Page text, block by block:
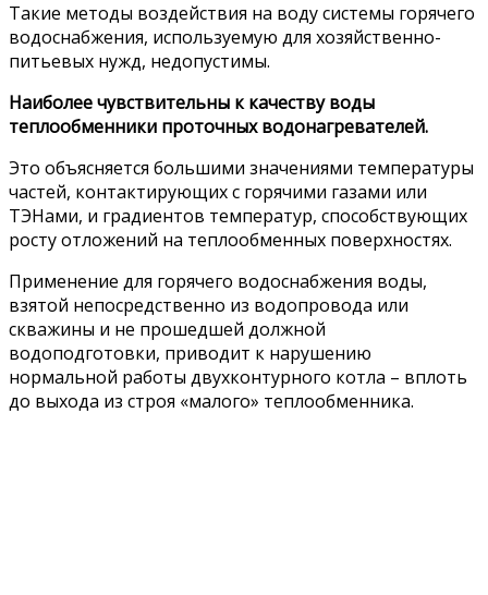
Такие методы воздействия на воду системы горячего
водоснабжения, используемую для хозяйственно-
питьевых нужд, недопустимы.
Наиболее чувствительны к качеству воды
теплообменники проточных водонагревателей.
Это объясняется большими значениями температуры
частей, контактирующих с горячими газами или
ТЭНами, и градиентов температур, способствующих
росту отложений на теплообменных поверхностях.
Применение для горячего водоснабжения воды,
взятой непосредственно из водопровода или
скважины и не прошедшей должной
водоподготовки, приводит к нарушению
нормальной работы двухконтурного котла – вплоть
до выхода из строя «малого» теплообменника.